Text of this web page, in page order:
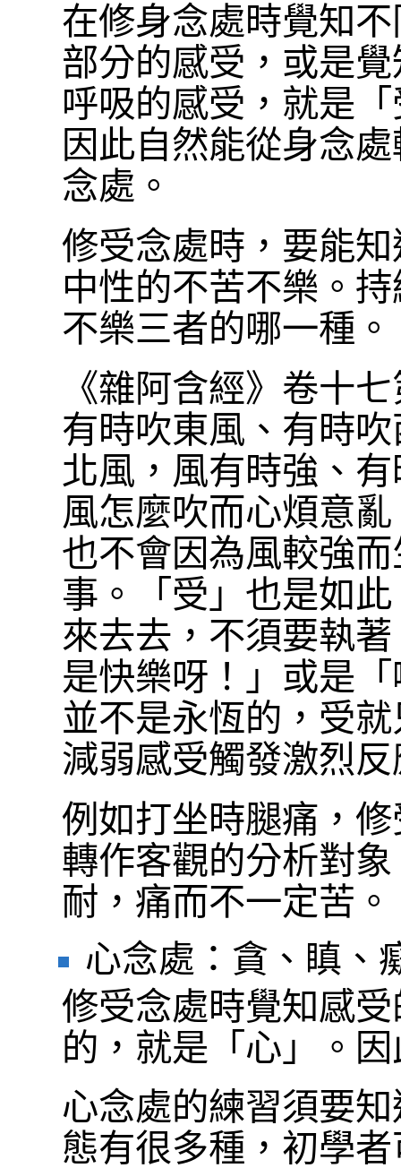
在修身念處時覺知
部分的感受，或是
呼吸的感受，就是
因此自然能從身念
念處。
修受念處時，要能
中性的不苦不樂。
不樂三者的哪一種。
《雜阿含經》卷十
有時吹東風、有時
北風，風有時強、
風怎麼吹而心煩意
也不會因為風較強
事。「受」也是如
來去去，不須要執
是快樂呀！」或是
並不是永恆的，受
減弱感受觸發激烈
例如打坐時腿痛，
轉作客觀的分析對
耐，痛而不一定苦。
心念處：貪、瞋、
修受念處時覺知感
的，就是「心」。
心念處的練習須要
態有很多種，初學